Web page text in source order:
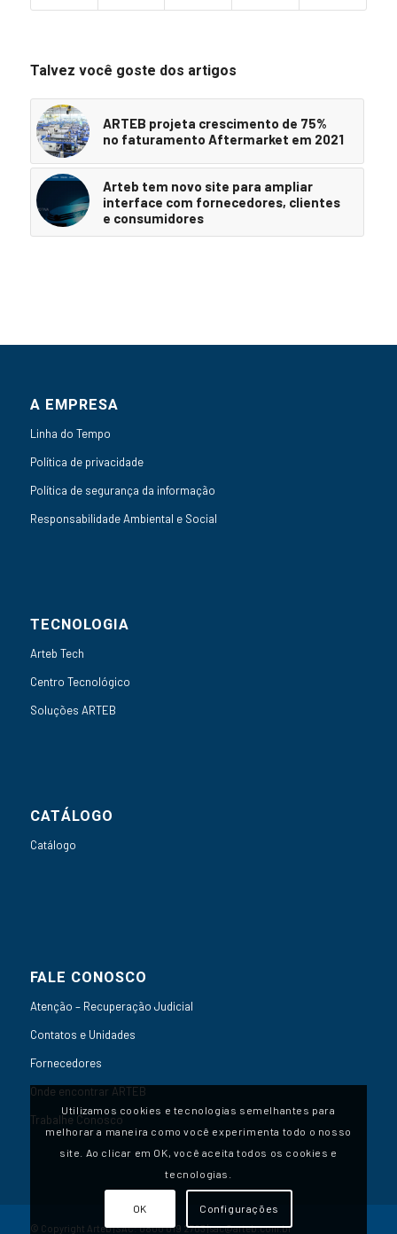
Talvez você goste dos artigos
ARTEB projeta crescimento de 75%
no faturamento Aftermarket em 2021
Arteb tem novo site para ampliar
interface com fornecedores, clientes
e consumidores
A EMPRESA
Linha do Tempo
Política de privacidade
Política de segurança da informação
Responsabilidade Ambiental e Social
TECNOLOGIA
Arteb Tech
Centro Tecnológico
Soluções ARTEB
CATÁLOGO
Catálogo
FALE CONOSCO
Atenção – Recuperação Judicial
Contatos e Unidades
Fornecedores
Onde encontrar ARTEB
Trabalhe Conosco
© Copyright Arteb | SAC:0800 019 2703|sac@arteb.com.br
Utilizamos cookies e tecnologias semelhantes para
melhorar a maneira como você experimenta todo o nosso
site. Ao clicar em OK, você aceita todos os cookies e
tecnologias.
OK Configurações